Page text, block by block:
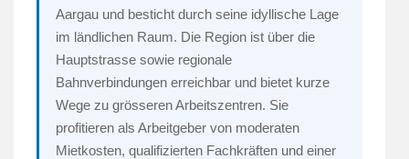
Aargau und besticht durch seine idyllische Lage
im ländlichen Raum. Die Region ist über die
Hauptstrasse sowie regionale
Bahnverbindungen erreichbar und bietet kurze
Wege zu grösseren Arbeitszentren. Sie
profitieren als Arbeitgeber von moderaten
Mietkosten, qualifizierten Fachkräften und einer